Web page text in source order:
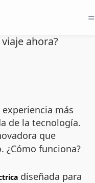
=
ahora?
más
de la tecnología.
que
¿Cómo funciona?
diseñada para